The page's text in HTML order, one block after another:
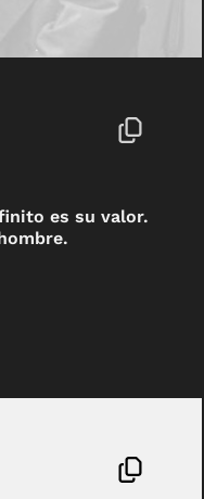
es su valor.